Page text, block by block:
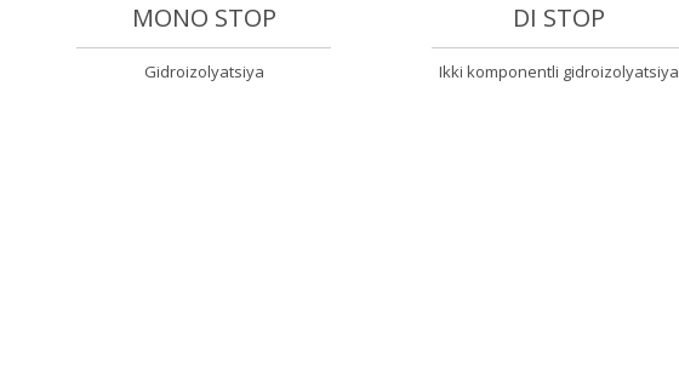
MONO STOP
Gidroizolyatsiya
DI STOP
Ikki komponentli gidroizolyatsiya